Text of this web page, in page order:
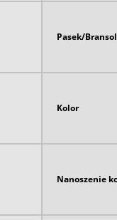
Pasek/
Kolor
Nanoszenie